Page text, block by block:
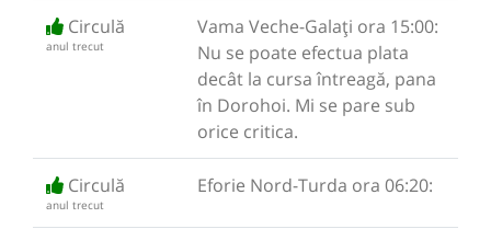
Circulă
anul trecut
Vama Veche-Galați ora 15:00:
Nu se poate efectua plata
decât la cursa întreagă, pana
în Dorohoi. Mi se pare sub
orice critica.
Circulă
anul trecut
Eforie Nord-Turda ora 06:20: